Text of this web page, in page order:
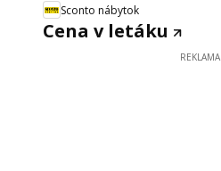
Sconto nábytok
Cena v letáku
REKLAMA